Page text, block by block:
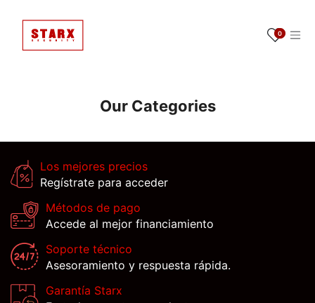
0
Our Categories
Los mejores precios
Regístrate para acceder
Métodos de pago
Accede al mejor financiamiento
Soporte técnico
Asesoramiento y respuesta rápida.
Garantía Starx